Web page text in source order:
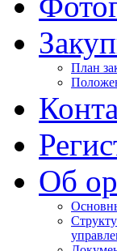
План
Об